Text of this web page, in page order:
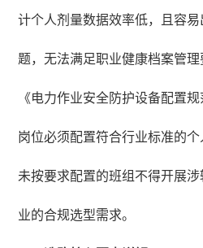
计个人剂量数据效率低，且容
题，无法满足职业健康档案管
《电力作业安全防护设备配置
岗位必须配置符合行业标准的个
未按要求配置的班组不得开展
业的合规选型需求。